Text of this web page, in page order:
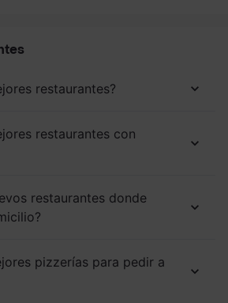
restaurantes?
restaurantes con
restaurantes donde
pizzerías para pedir a